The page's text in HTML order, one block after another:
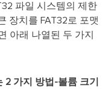
파일 시스템의 제한
장치를 FAT32로 포맷
아래 나열된 두 가지
2 가지 방법-볼륨 크기